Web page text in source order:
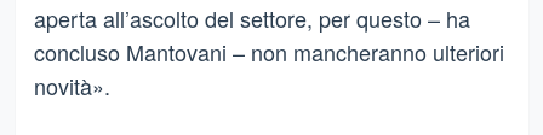
aperta all’ascolto del settore, per questo – ha
concluso Mantovani – non mancheranno ulteriori
novità».